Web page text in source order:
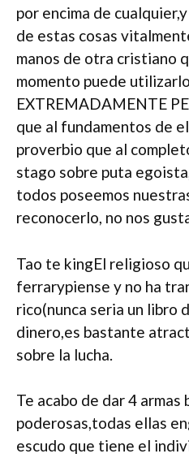
por encima de
de estas cosas
manos de otra cristiano
momento puede
EXTREMADAMENTE
que al fundamentos de
proverbio que al
stago sobre puta
todos poseemos
reconocerlo, no nos
Tao te kingEl religioso
ferrarypiense y no ha
rico(nunca seri­a un libro
dinero,es bastante
sobre la lucha.
Te acabo de dar 4 armas
poderosas,todas ellas
escudo que tiene el